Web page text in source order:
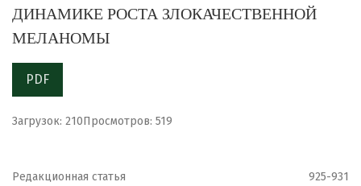
ДИНАМИКЕ РОСТА ЗЛОКАЧЕСТВЕННОЙ
МЕЛАНОМЫ
PDF
Загрузок: 210Просмотров: 519
Редакционная статья 925-931